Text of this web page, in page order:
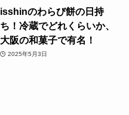
isshinのわらび餅の日持
ち！冷蔵でどれくらいか、
大阪の和菓子で有名！
2025年5月3日